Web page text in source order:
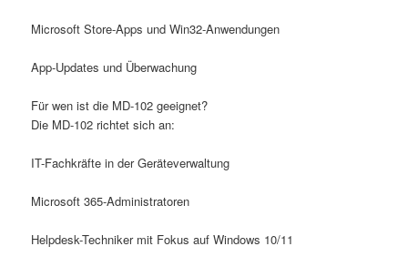
Microsoft Store-Apps und Win32-Anwendungen
App-Updates und Überwachung
Für wen ist die MD-102 geeignet?
Die MD-102 richtet sich an:
IT-Fachkräfte in der Geräteverwaltung
Microsoft 365-Administratoren
Helpdesk-Techniker mit Fokus auf Windows 10/11